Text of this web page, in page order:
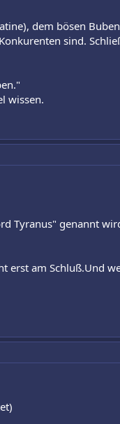
dem bösen
sind.
wissen.
Tyranus" genannt
am Schluß.Und